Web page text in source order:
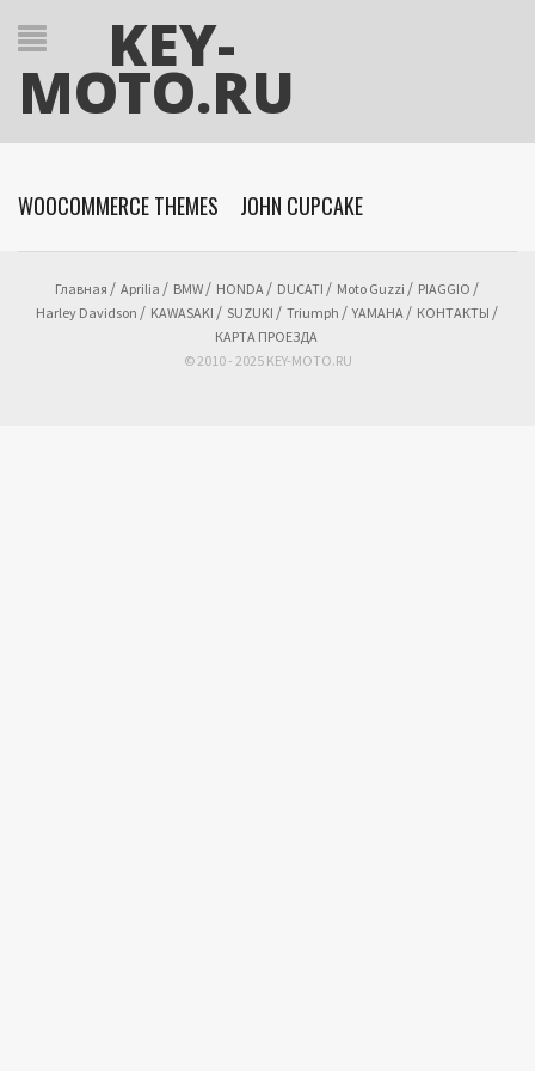
KEY-
MOTO.RU
WOOCOMMERCE THEMES JOHN CUPCAKE
Главная Aprilia BMW HONDA DUCATI Moto Guzzi
PIAGGIO
Harley Davidson
KAWASAKI SUZUKI Triumph YAMAHA
КОНТАКТЫ
КАРТА ПРОЕЗДА
© 2010 - 2025 KEY-MOTO.RU